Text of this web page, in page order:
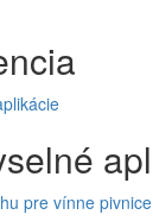
pre vínne